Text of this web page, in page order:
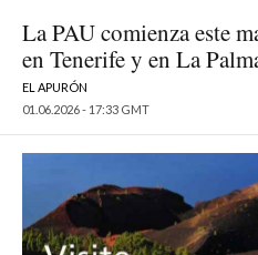
La PAU comienza este
en Tenerife y en La
EL APURÓN
01.06.2026 - 17:33 GMT